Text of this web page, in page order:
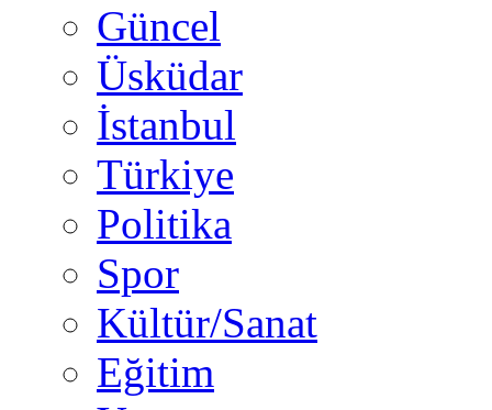
Güncel
Üsküdar
İstanbul
Türkiye
Politika
Spor
Kültür/Sanat
Eğitim